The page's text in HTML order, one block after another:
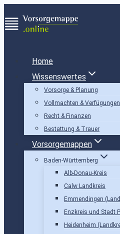
Inhalt
springen
Home
Wissenswertes
Vorsorge & Planung
Vollmachten & Verfügungen
Recht & Finanzen
Bestattung & Trauer
Vorsorgemappen
Baden-Württemberg
Alb-Donau-Kreis
Calw Landkreis
Emmendingen
Enzkreis und Stadt
Heidenheim